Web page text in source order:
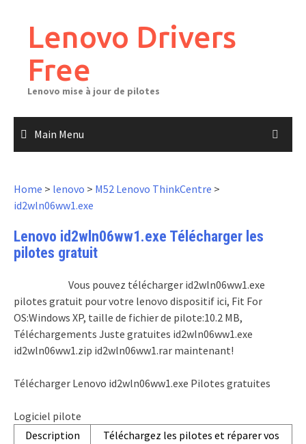
contentLenovo Drivers
Free
Lenovo mise à jour de pilotes
Main Menu
Home > lenovo > M52 Lenovo ThinkCentre >
id2wln06ww1.exe
Lenovo id2wln06ww1.exe Télécharger les
pilotes gratuit
Vous pouvez télécharger id2wln06ww1.exe
pilotes gratuit pour votre lenovo dispositif ici, Fit For
OS:Windows XP, taille de fichier de pilote:10.2 MB,
Téléchargements Juste gratuites id2wln06ww1.exe
id2wln06ww1.zip id2wln06ww1.rar maintenant!
Télécharger Lenovo id2wln06ww1.exe Pilotes gratuites
Logiciel pilote
Description
Téléchargez les pilotes et réparer vos